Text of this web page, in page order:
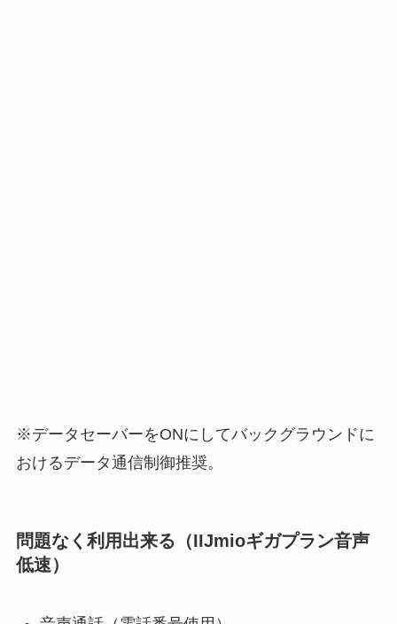
※データセーバーをONにしてバックグラウンドに
おけるデータ通信制御推奨。
問題なく利用出来る（IIJmioギガプラン音声
低速）